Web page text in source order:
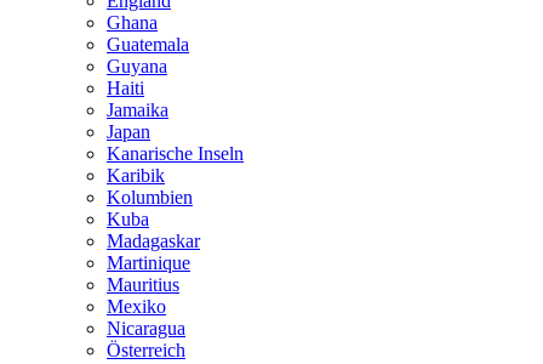
Ghana
Guatemala
Guyana
Haiti
Jamaika
Japan
Kanarische Inseln
Karibik
Kolumbien
Kuba
Madagaskar
Martinique
Mauritius
Mexiko
Nicaragua
Österreich